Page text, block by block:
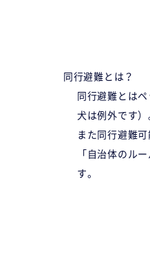
同行避難とは？
同行避難とは
犬は例外です）
また同行避難
「自治体のル
す。